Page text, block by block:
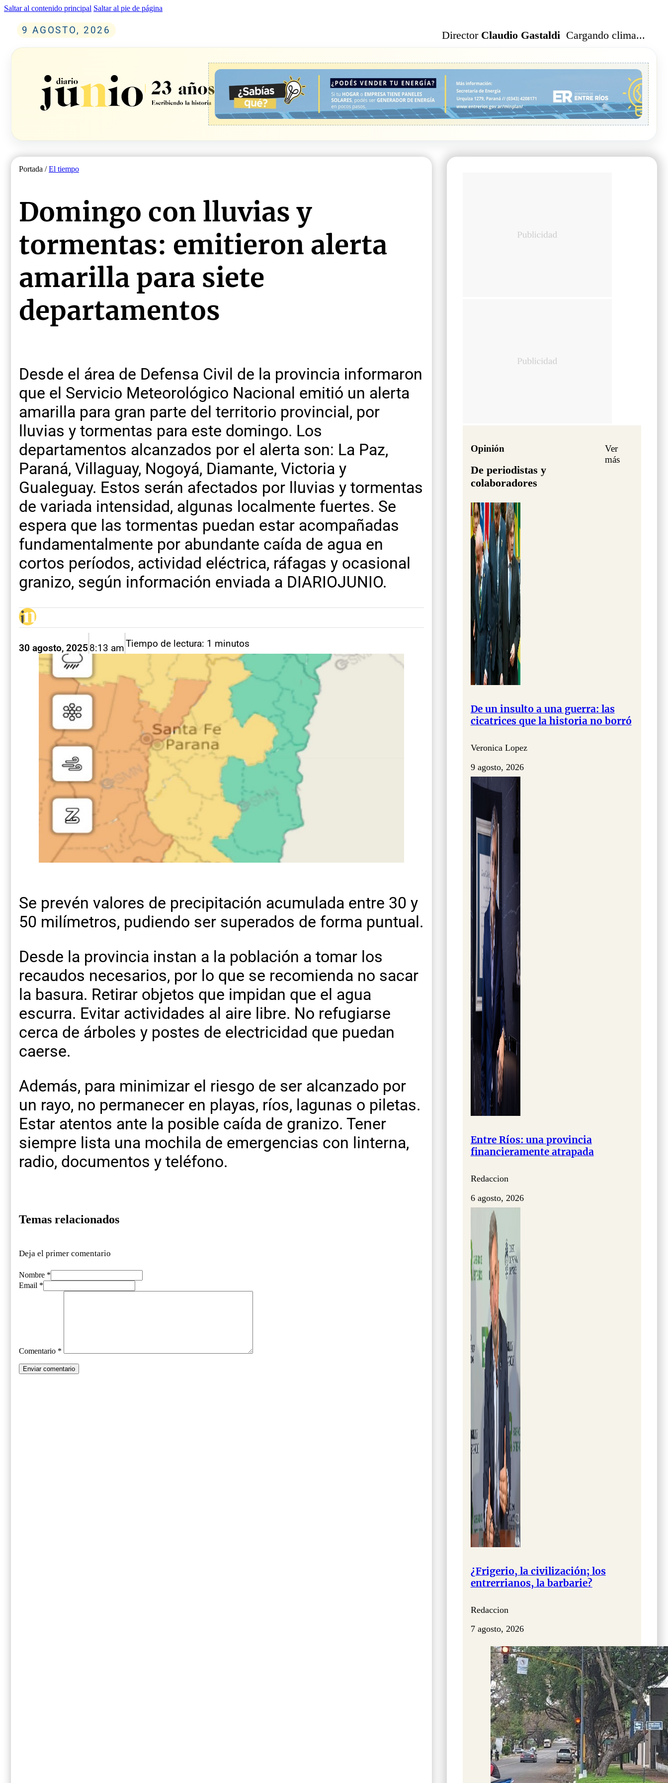
Saltar al contenido principal Saltar al pie de página
9 AGOSTO, 2026 Director Claudio Gastaldi Cargando clima...
Portada /El tiempo
Domingo con lluvias y
tormentas: emitieron alerta
amarilla para siete
departamentos
Desde el área de Defensa Civil de la provincia informaron
que el Servicio Meteorológico Nacional emitió un alerta
amarilla para gran parte del territorio provincial, por
lluvias y tormentas para este domingo. Los
departamentos alcanzados por el alerta son: La Paz,
Paraná, Villaguay, Nogoyá, Diamante, Victoria y
Gualeguay. Estos serán afectados por lluvias y tormentas
de variada intensidad, algunas localmente fuertes. Se
espera que las tormentas puedan estar acompañadas
fundamentalmente por abundante caída de agua en
cortos períodos, actividad eléctrica, ráfagas y ocasional
granizo, según información enviada a DIARIOJUNIO.
30 agosto, 2025 8:13 amTiempo de lectura: 1 minutos
Se prevén valores de precipitación acumulada entre 30 y
50 milímetros, pudiendo ser superados de forma puntual.
Desde la provincia instan a la población a tomar los
recaudos necesarios, por lo que se recomienda no sacar
la basura. Retirar objetos que impidan que el agua
escurra. Evitar actividades al aire libre. No refugiarse
cerca de árboles y postes de electricidad que puedan
caerse.
Además, para minimizar el riesgo de ser alcanzado por
un rayo, no permanecer en playas, ríos, lagunas o piletas.
Estar atentos ante la posible caída de granizo. Tener
siempre lista una mochila de emergencias con linterna,
radio, documentos y teléfono.
Temas relacionados
Deja el primer comentario
Nombre *
Email *
Comentario *
Opinión
De periodistas y
colaboradores
Ver
más
De un insulto a una guerra: las
cicatrices que la historia no borró
Veronica Lopez
9 agosto, 2026
Entre Ríos: una provincia
financieramente atrapada
Redaccion
6 agosto, 2026
¿Frigerio, la civilización; los
entrerrianos, la barbarie?
Redaccion
7 agosto, 2026